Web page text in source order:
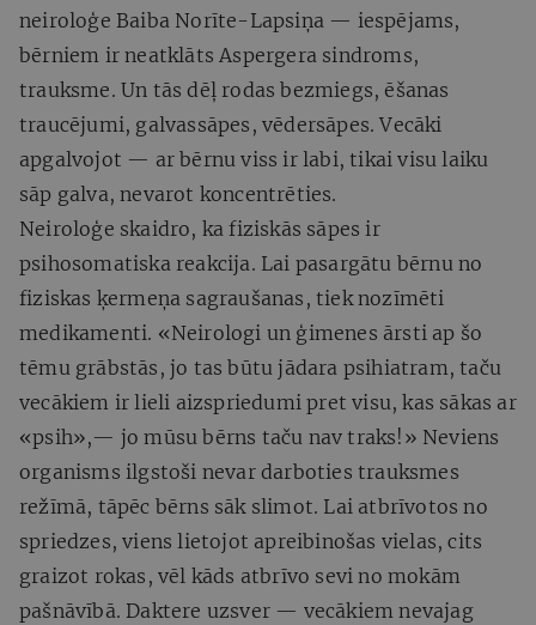
neiroloģe Baiba Norīte-Lapsiņa — iespējams,
bērniem ir neatklāts Aspergera sindroms,
trauksme. Un tās dēļ rodas bezmiegs, ēšanas
traucējumi, galvassāpes, vēdersāpes. Vecāki
apgalvojot — ar bērnu viss ir labi, tikai visu laiku
sāp galva, nevarot koncentrēties.
Neiroloģe skaidro, ka fiziskās sāpes ir
psihosomatiska reakcija. Lai pasargātu bērnu no
fiziskas ķermeņa sagraušanas, tiek nozīmēti
medikamenti. «Neirologi un ģimenes ārsti ap šo
tēmu grābstās, jo tas būtu jādara psihiatram, taču
vecākiem ir lieli aizspriedumi pret visu, kas sākas ar
«psih»,— jo mūsu bērns taču nav traks!» Neviens
organisms ilgstoši nevar darboties trauksmes
režīmā, tāpēc bērns sāk slimot. Lai atbrīvotos no
spriedzes, viens lietojot apreibinošas vielas, cits
graizot rokas, vēl kāds atbrīvo sevi no mokām
pašnāvībā. Daktere uzsver — vecākiem nevajag